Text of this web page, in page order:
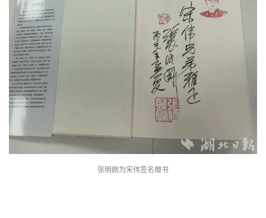
张明刚为宋伟签名赠书